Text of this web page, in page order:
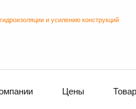
и усилению конструкций
Цены